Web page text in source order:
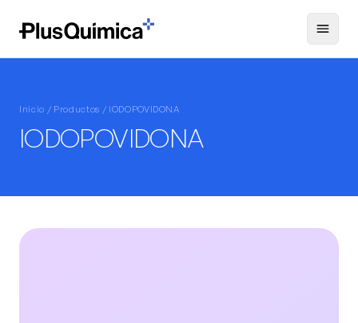
Inicio / Productos / IODOPOVIDONA
IODOPOVIDONA